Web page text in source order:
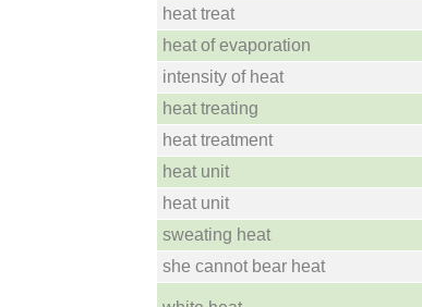
heat treat
heat of evaporation
intensity of heat
heat treating
heat treatment
heat unit
heat unit
sweating heat
she cannot bear heat